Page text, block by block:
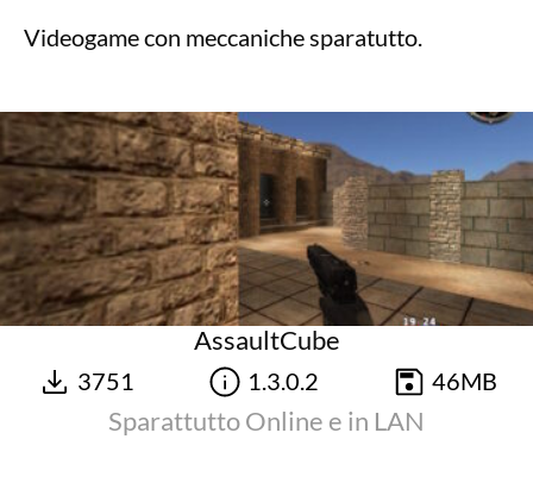
Videogame con meccaniche sparatutto.
AssaultCube
3751 1.3.0.2 46MB
Sparattutto Online e in LAN